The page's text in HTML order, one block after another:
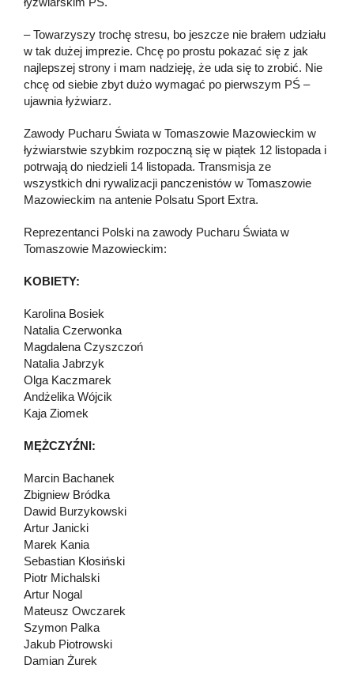
– Towarzyszy trochę stresu, bo jeszcze nie brałem udziału
w tak dużej imprezie. Chcę po prostu pokazać się z jak
najlepszej strony i mam nadzieję, że uda się to zrobić. Nie
chcę od siebie zbyt dużo wymagać po pierwszym PŚ –
ujawnia łyżwiarz.
Zawody Pucharu Świata w Tomaszowie Mazowieckim w
łyżwiarstwie szybkim rozpoczną się w piątek 12 listopada i
potrwają do niedzieli 14 listopada. Transmisja ze
wszystkich dni rywalizacji panczenistów w Tomaszowie
Mazowieckim na antenie Polsatu Sport Extra.
Reprezentanci Polski na zawody Pucharu Świata w
Tomaszowie Mazowieckim:
KOBIETY:
Karolina Bosiek
Natalia Czerwonka
Magdalena Czyszczoń
Natalia Jabrzyk
Olga Kaczmarek
Andżelika Wójcik
Kaja Ziomek
MĘŻCZYŹNI:
Marcin Bachanek
Zbigniew Bródka
Dawid Burzykowski
Artur Janicki
Marek Kania
Sebastian Kłosiński
Piotr Michalski
Artur Nogal
Mateusz Owczarek
Szymon Palka
Jakub Piotrowski
Damian Żurek